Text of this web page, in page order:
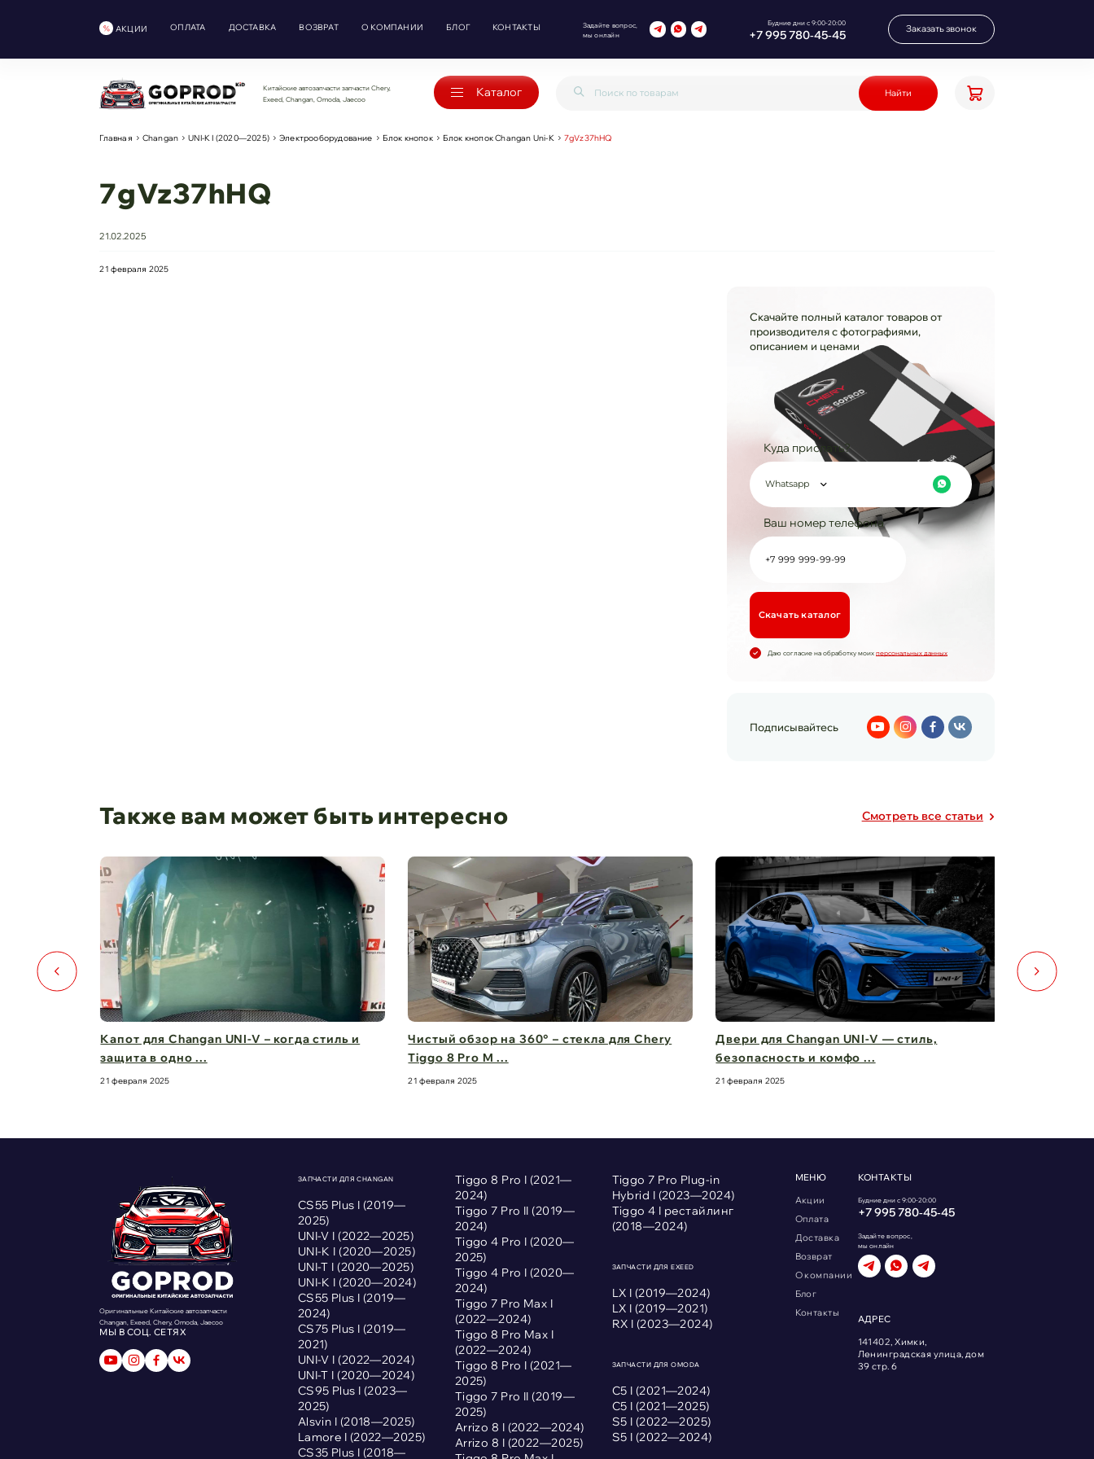
АКЦИИ ОПЛАТА ДОСТАВКА ВОЗВРАТ О КОМПАНИИ БЛОГ КОНТАКТЫ
Задайте вопрос,
мы онлайн
Будние дни с 9:00-20:00
+7 995 780‑45‑45 Заказать звонок
Китайские автозапчасти запчасти Chery,
Exeed, Changan, Omoda, Jaecoo
Каталог Найти
Главная Changan UNI-K I (2020—2025) Электрооборудование Блок кнопок Блок кнопок Changan Uni-K 7gVz37hHQ
7gVz37hHQ
21.02.2025
21 февраля 2025
Скачайте полный каталог товаров от
производителя с фотографиями,
описанием и ценами
Куда прислать?
Whatsapp
Ваш номер телефона
Cкачать каталог
Даю согласие на обработку моих персональных данных
Подписывайтесь
Также вам может быть интересно Cмотреть все статьи
Капот для Changan UNI-V – когда стиль и
защита в одно ...
21 февраля 2025
Чистый обзор на 360° – стекла для Chery
Tiggo 8 Pro M ...
21 февраля 2025
Двери для Changan UNI-V — стиль,
безопасность и комфо ...
21 февраля 2025
Оригинальные Китайские автозапчасти
Changan, Exeed, Chery, Omoda, Jaecoo
МЫ В СОЦ. СЕТЯХ
ЗАПЧАСТИ ДЛЯ CHANGAN
CS55 Plus I (2019—
2025)
UNI-V I (2022—2025)
UNI-K I (2020—2025)
UNI-T I (2020—2025)
UNI-K I (2020—2024)
CS55 Plus I (2019—
2024)
CS75 Plus I (2019—
2021)
UNI-V I (2022—2024)
UNI-T I (2020—2024)
CS95 Plus I (2023—
2025)
Alsvin I (2018—2025)
Lamore I (2022—2025)
CS35 Plus I (2018—
Tiggo 8 Pro I (2021—
2024)
Tiggo 7 Pro II (2019—
2024)
Tiggo 4 Pro I (2020—
2025)
Tiggo 4 Pro I (2020—
2024)
Tiggo 7 Pro Max I
(2022—2024)
Tiggo 8 Pro Max I
(2022—2024)
Tiggo 8 Pro I (2021—
2025)
Tiggo 7 Pro II (2019—
2025)
Arrizo 8 I (2022—2024)
Arrizo 8 I (2022—2025)
Tiggo 7 Pro Plug-in
Hybrid I (2023—2024)
Tiggo 4 I рестайлинг
(2018—2024)
ЗАПЧАСТИ ДЛЯ EXEED
LX I (2019—2024)
LX I (2019—2021)
RX I (2023—2024)
ЗАПЧАСТИ ДЛЯ OMODA
С5 I (2021—2024)
С5 I (2021—2025)
S5 I (2022—2025)
S5 I (2022—2024)
МЕНЮ
Акции
Оплата
Доставка
Возврат
О компании
Блог
Контакты
КОНТАКТЫ
Будние дни с 9:00-20:00
+7 995 780‑45‑45
Задайте вопрос,
мы онлайн
АДРЕС
141402, Химки,
Ленинградская улица, дом
39 стр. 6